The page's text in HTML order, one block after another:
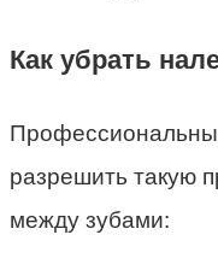
Как убрать
разрешить такую
между зубами: